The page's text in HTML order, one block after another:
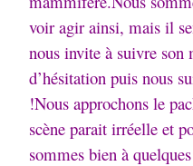
voir agir ainsi, mais il
nous invite à suivre son
d’hésitation puis nous
!Nous approchons le
scène parait irréelle et
sommes bien à